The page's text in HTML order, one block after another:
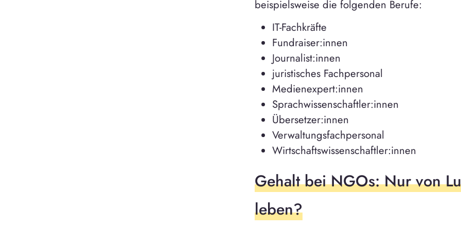
beispielsweise die folgenden Berufe:
IT-Fachkräfte
Fundraiser:innen
Journalist:innen
juristisches Fachpersonal
Medienexpert:innen
Sprachwissenschaftler:innen
Übersetzer:innen
Verwaltungsfachpersonal
Wirtschaftswissenschaftler:innen
Gehalt bei NGOs: Nur von
leben?